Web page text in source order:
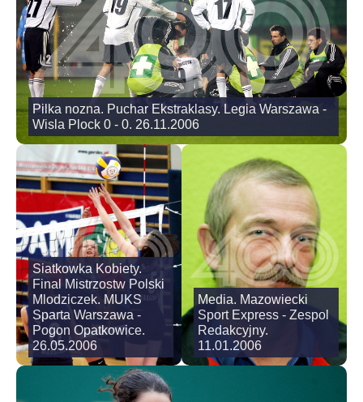
Pilka nozna. Puchar Ekstraklasy. Legia Warszawa -
Wisla Plock 0 - 0. 26.11.2006
Siatkowka Kobiety.
Final Mistrzostw Polski
Mlodziczek. MUKS
Sparta Warszawa -
Pogon Opatkowice.
26.05.2006
Media. Mazowiecki
Sport Express - Zespol
Redakcyjny.
11.01.2006